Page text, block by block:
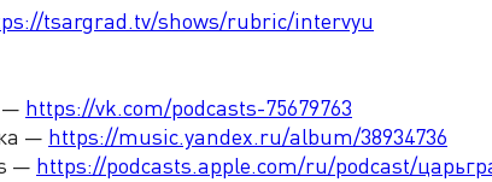
tsargrad.tv/shows/rubric/intervyu
— https://vk.com/podcasts-75679763
— https://music.yandex.ru/album/38934736
— https://podcasts.apple.com/ru/podcast/